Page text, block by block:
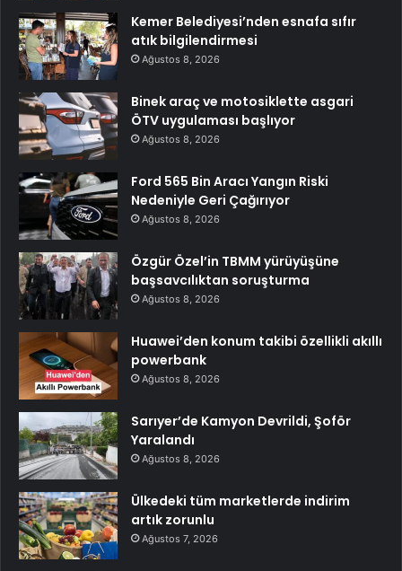
Kemer Belediyesi’nden esnafa sıfır
atık bilgilendirmesi
Ağustos 8, 2026
Binek araç ve motosiklette asgari
ÖTV uygulaması başlıyor
Ağustos 8, 2026
Ford 565 Bin Aracı Yangın Riski
Nedeniyle Geri Çağırıyor
Ağustos 8, 2026
Özgür Özel’in TBMM yürüyüşüne
başsavcılıktan soruşturma
Ağustos 8, 2026
Huawei’den konum takibi özellikli akıllı
powerbank
Ağustos 8, 2026
Sarıyer’de Kamyon Devrildi, Şoför
Yaralandı
Ağustos 8, 2026
Ülkedeki tüm marketlerde indirim
artık zorunlu
Ağustos 7, 2026